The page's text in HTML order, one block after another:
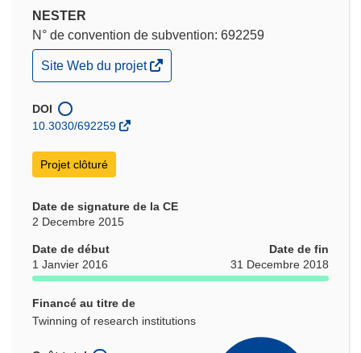
NESTER
N° de convention de subvention: 692259
(s’ouvre
dans
nouvelle
fenêtre)
Site Web du projet
DOI
10.3030/692259
Projet clôturé
Date de signature de la CE
2 Decembre 2015
Date de début
1 Janvier 2016
Date de fin
31 Decembre 2018
Financé au titre de
Twinning of research institutions